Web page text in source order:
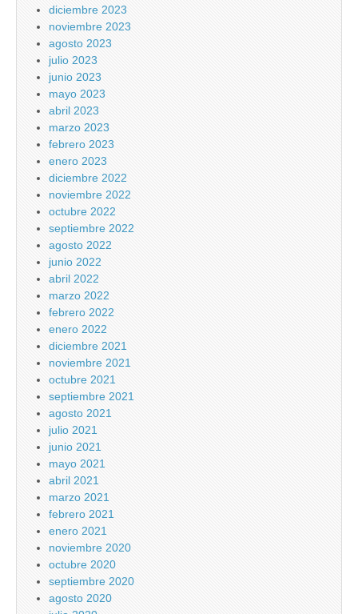
diciembre 2023
noviembre 2023
agosto 2023
julio 2023
junio 2023
mayo 2023
abril 2023
marzo 2023
febrero 2023
enero 2023
diciembre 2022
noviembre 2022
octubre 2022
septiembre 2022
agosto 2022
junio 2022
abril 2022
marzo 2022
febrero 2022
enero 2022
diciembre 2021
noviembre 2021
octubre 2021
septiembre 2021
agosto 2021
julio 2021
junio 2021
mayo 2021
abril 2021
marzo 2021
febrero 2021
enero 2021
noviembre 2020
octubre 2020
septiembre 2020
agosto 2020